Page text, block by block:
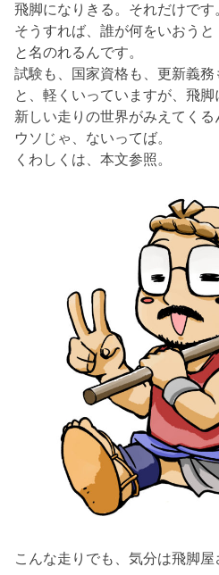
飛脚になりきる。それだけです
そうすれば、誰が何をいおうと
と名のれるんです。
試験も、国家資格も、更新義務
と、軽くいっていますが、飛脚
新しい走りの世界がみえてくる
ウソじゃ、ないってば。
くわしくは、本文参照。
こんな走りでも、気分は飛脚屋